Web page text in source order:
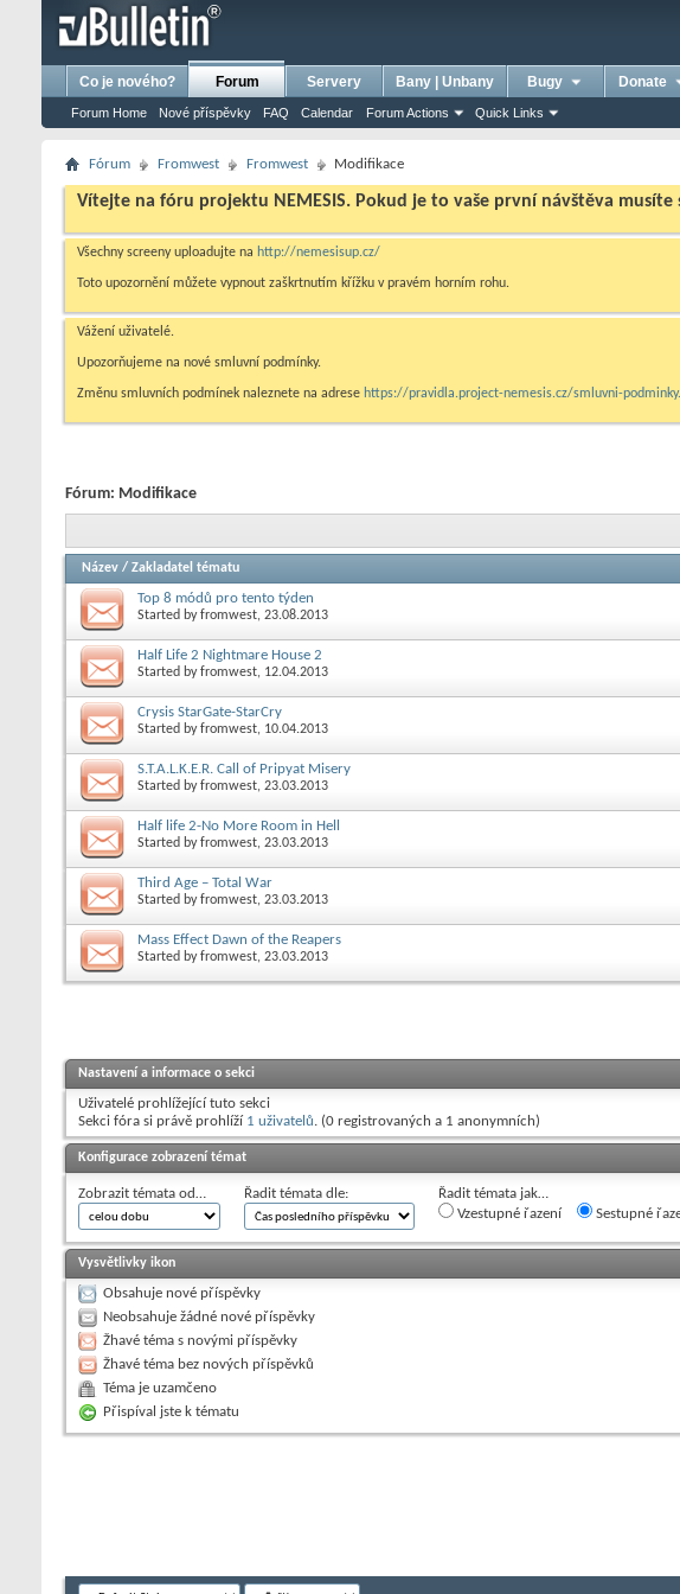
Co je nového? Forum
Forum Home Nové příspěvky FAQ Calendar Forum Actions Quick Links
Servery Bany | Unbany Bugy Donate
Fórum Fromwest Fromwest Modifikace
Vítejte na fóru projektu NEMESIS. Pokud je to vaše první návštěva musíte
Všechny screeny uploadujte na http://nemesisup.cz/
Toto upozornění můžete vypnout zaškrtnutím křížku v pravém horním rohu.
Vážení uživatelé.
Upozorňujeme na nové smluvní podmínky.
Změnu smluvních podmínek naleznete na adrese https://pravidla.project-nemesis.cz/smluvni-
Fórum: Modifikace
Název / Zakladatel tématu
Top 8 módů pro tento týden
Started byfromwest, 23.08.2013
Half Life 2 Nightmare House 2
Started byfromwest, 12.04.2013
Crysis StarGate-StarCry
Started byfromwest, 10.04.2013
S.T.A.L.K.E.R. Call of Pripyat Misery
Started byfromwest, 23.03.2013
Half life 2-No More Room in Hell
Started byfromwest, 23.03.2013
Third Age – Total War
Started byfromwest, 23.03.2013
Mass Effect Dawn of the Reapers
Started byfromwest, 23.03.2013
Nastavení a informace o sekci
Uživatelé prohlížející tuto sekci
Sekci fóra si právě prohlíží 1 uživatelů. (0 registrovaných a 1 anonymních)
Konfigurace zobrazení témat
Zobrazit témata od… Řadit témata dle:
Řadit témata jak…
Vzestupné řazení
Sestupné
Vysvětlivky ikon
Obsahuje nové příspěvky
Neobsahuje žádné nové příspěvky
Žhavé téma s novými příspěvky
Žhavé téma bez nových příspěvků
Téma je uzamčeno
Přispíval jste k tématu